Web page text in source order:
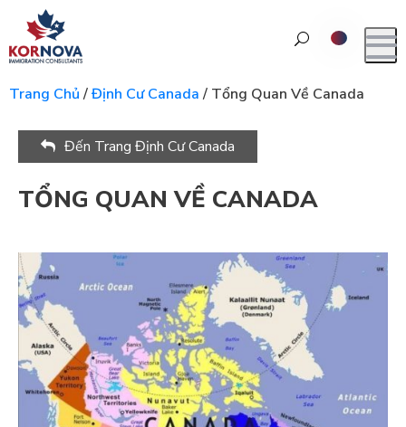
Trang Chủ/Định Cư Canada/ Tổng Quan Về Canada
Đến Trang Định Cư Canada
TỔNG QUAN VỀ CANADA